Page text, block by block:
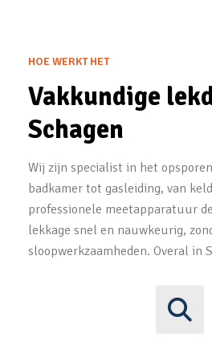
HOE WERKT HET
Vakkundige
Schagen
Wij zijn specialist in het
badkamer tot gasleiding, van
professionele meetapparatuur
lekkage snel en nauwkeurig,
sloopwerkzaamheden. Overal in